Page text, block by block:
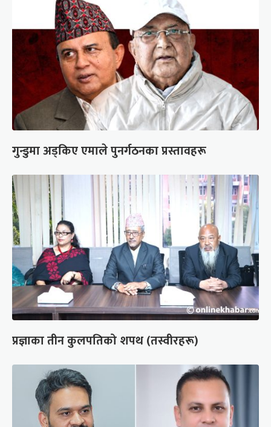
गुन्डुमा अड्किए एमाले पुनर्गठनका प्रस्तावहरू
प्रज्ञाका तीन कुलपतिको शपथ (तस्वीरहरू)